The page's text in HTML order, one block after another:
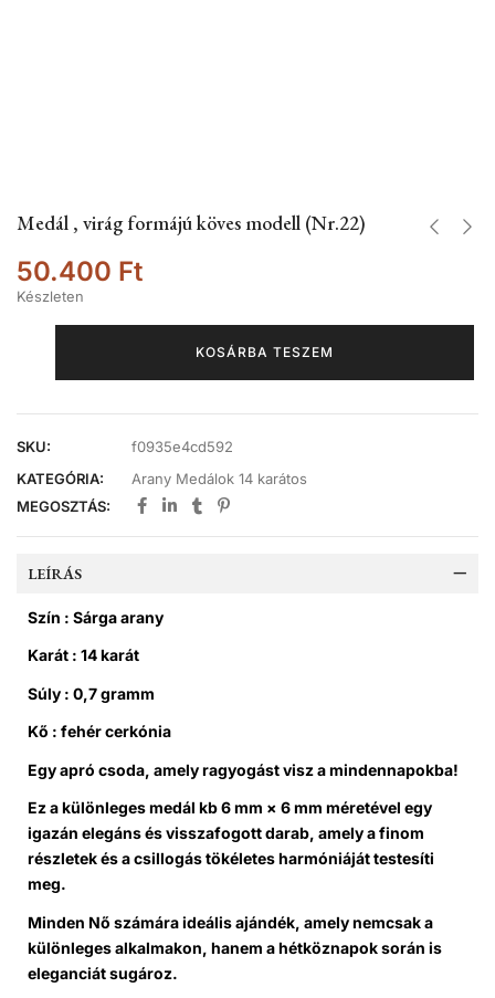
Medál , virág formájú köves modell (Nr.22)
50.400 Ft
Készleten
KOSÁRBA TESZEM
SKU:
f0935e4cd592
KATEGÓRIA:
Arany Medálok 14 karátos
MEGOSZTÁS:
LEÍRÁS
Szín : Sárga arany
Karát : 14 karát
Súly : 0,7 gramm
Kő : fehér cerkónia
Egy apró csoda, amely ragyogást visz a mindennapokba!
Ez akülönleges medál kb 6 mm × 6 mm méretével egy
igazán elegáns és visszafogott darab, amely afinom
részletek és a csillogás tökéletes harmóniájáttestesíti
meg.
Minden Nő számára ideális ajándék, amely nemcsak a
különleges alkalmakon, hanem a hétköznapok során is
eleganciát sugároz.